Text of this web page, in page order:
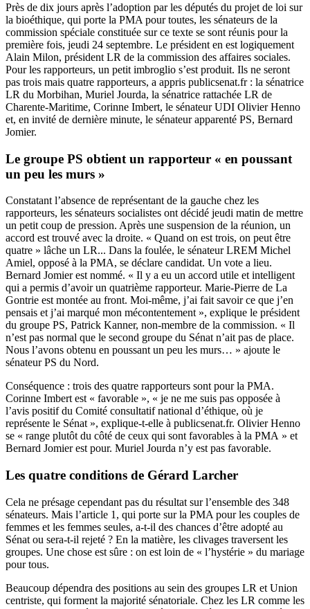
Près de dix jours après l’adoption par les députés du projet de loi sur
la bioéthique, qui porte la PMA pour toutes, les sénateurs de la
commission spéciale constituée sur ce texte se sont réunis pour la
première fois, jeudi 24 septembre. Le président en est logiquement
Alain Milon, président LR de la commission des affaires sociales.
Pour les rapporteurs, un petit imbroglio s’est produit. Ils ne seront
pas trois mais quatre rapporteurs, a appris publicsenat.fr : la sénatrice
LR du Morbihan, Muriel Jourda, la sénatrice rattachée LR de
Charente-Maritime, Corinne Imbert, le sénateur UDI Olivier Henno
et, en invité de dernière minute, le sénateur apparenté PS, Bernard
Jomier.
Le groupe PS obtient un rapporteur « en poussant
un peu les murs »
Constatant l’absence de représentant de la gauche chez les
rapporteurs, les sénateurs socialistes ont décidé jeudi matin de mettre
un petit coup de pression. Après une suspension de la réunion, un
accord est trouvé avec la droite. « Quand on est trois, on peut être
quatre » lâche un LR... Dans la foulée, le sénateur LREM Michel
Amiel, opposé à la PMA, se déclare candidat. Un vote a lieu.
Bernard Jomier est nommé. « Il y a eu un accord utile et intelligent
qui a permis d’avoir un quatrième rapporteur. Marie-Pierre de La
Gontrie est montée au front. Moi-même, j’ai fait savoir ce que j’en
pensais et j’ai marqué mon mécontentement », explique le président
du groupe PS, Patrick Kanner, non-membre de la commission. « Il
n’est pas normal que le second groupe du Sénat n’ait pas de place.
Nous l’avons obtenu en poussant un peu les murs… » ajoute le
sénateur PS du Nord.
Conséquence : trois des quatre rapporteurs sont pour la PMA.
Corinne Imbert est « favorable », « je ne me suis pas opposée à
l’avis positif du Comité consultatif national d’éthique, où je
représente le Sénat », explique-t-elle à publicsenat.fr. Olivier Henno
se « range plutôt du côté de ceux qui sont favorables à la PMA » et
Bernard Jomier est pour. Muriel Jourda n’y est pas favorable.
Les quatre conditions de Gérard Larcher
Cela ne présage cependant pas du résultat sur l’ensemble des 348
sénateurs. Mais l’article 1, qui porte sur la PMA pour les couples de
femmes et les femmes seules, a-t-il des chances d’être adopté au
Sénat ou sera-t-il rejeté ? En la matière, les clivages traversent les
groupes. Une chose est sûre : on est loin de « l’hystérie » du mariage
pour tous.
Beaucoup dépendra des positions au sein des groupes LR et Union
centriste, qui forment la majorité sénatoriale. Chez les LR comme les